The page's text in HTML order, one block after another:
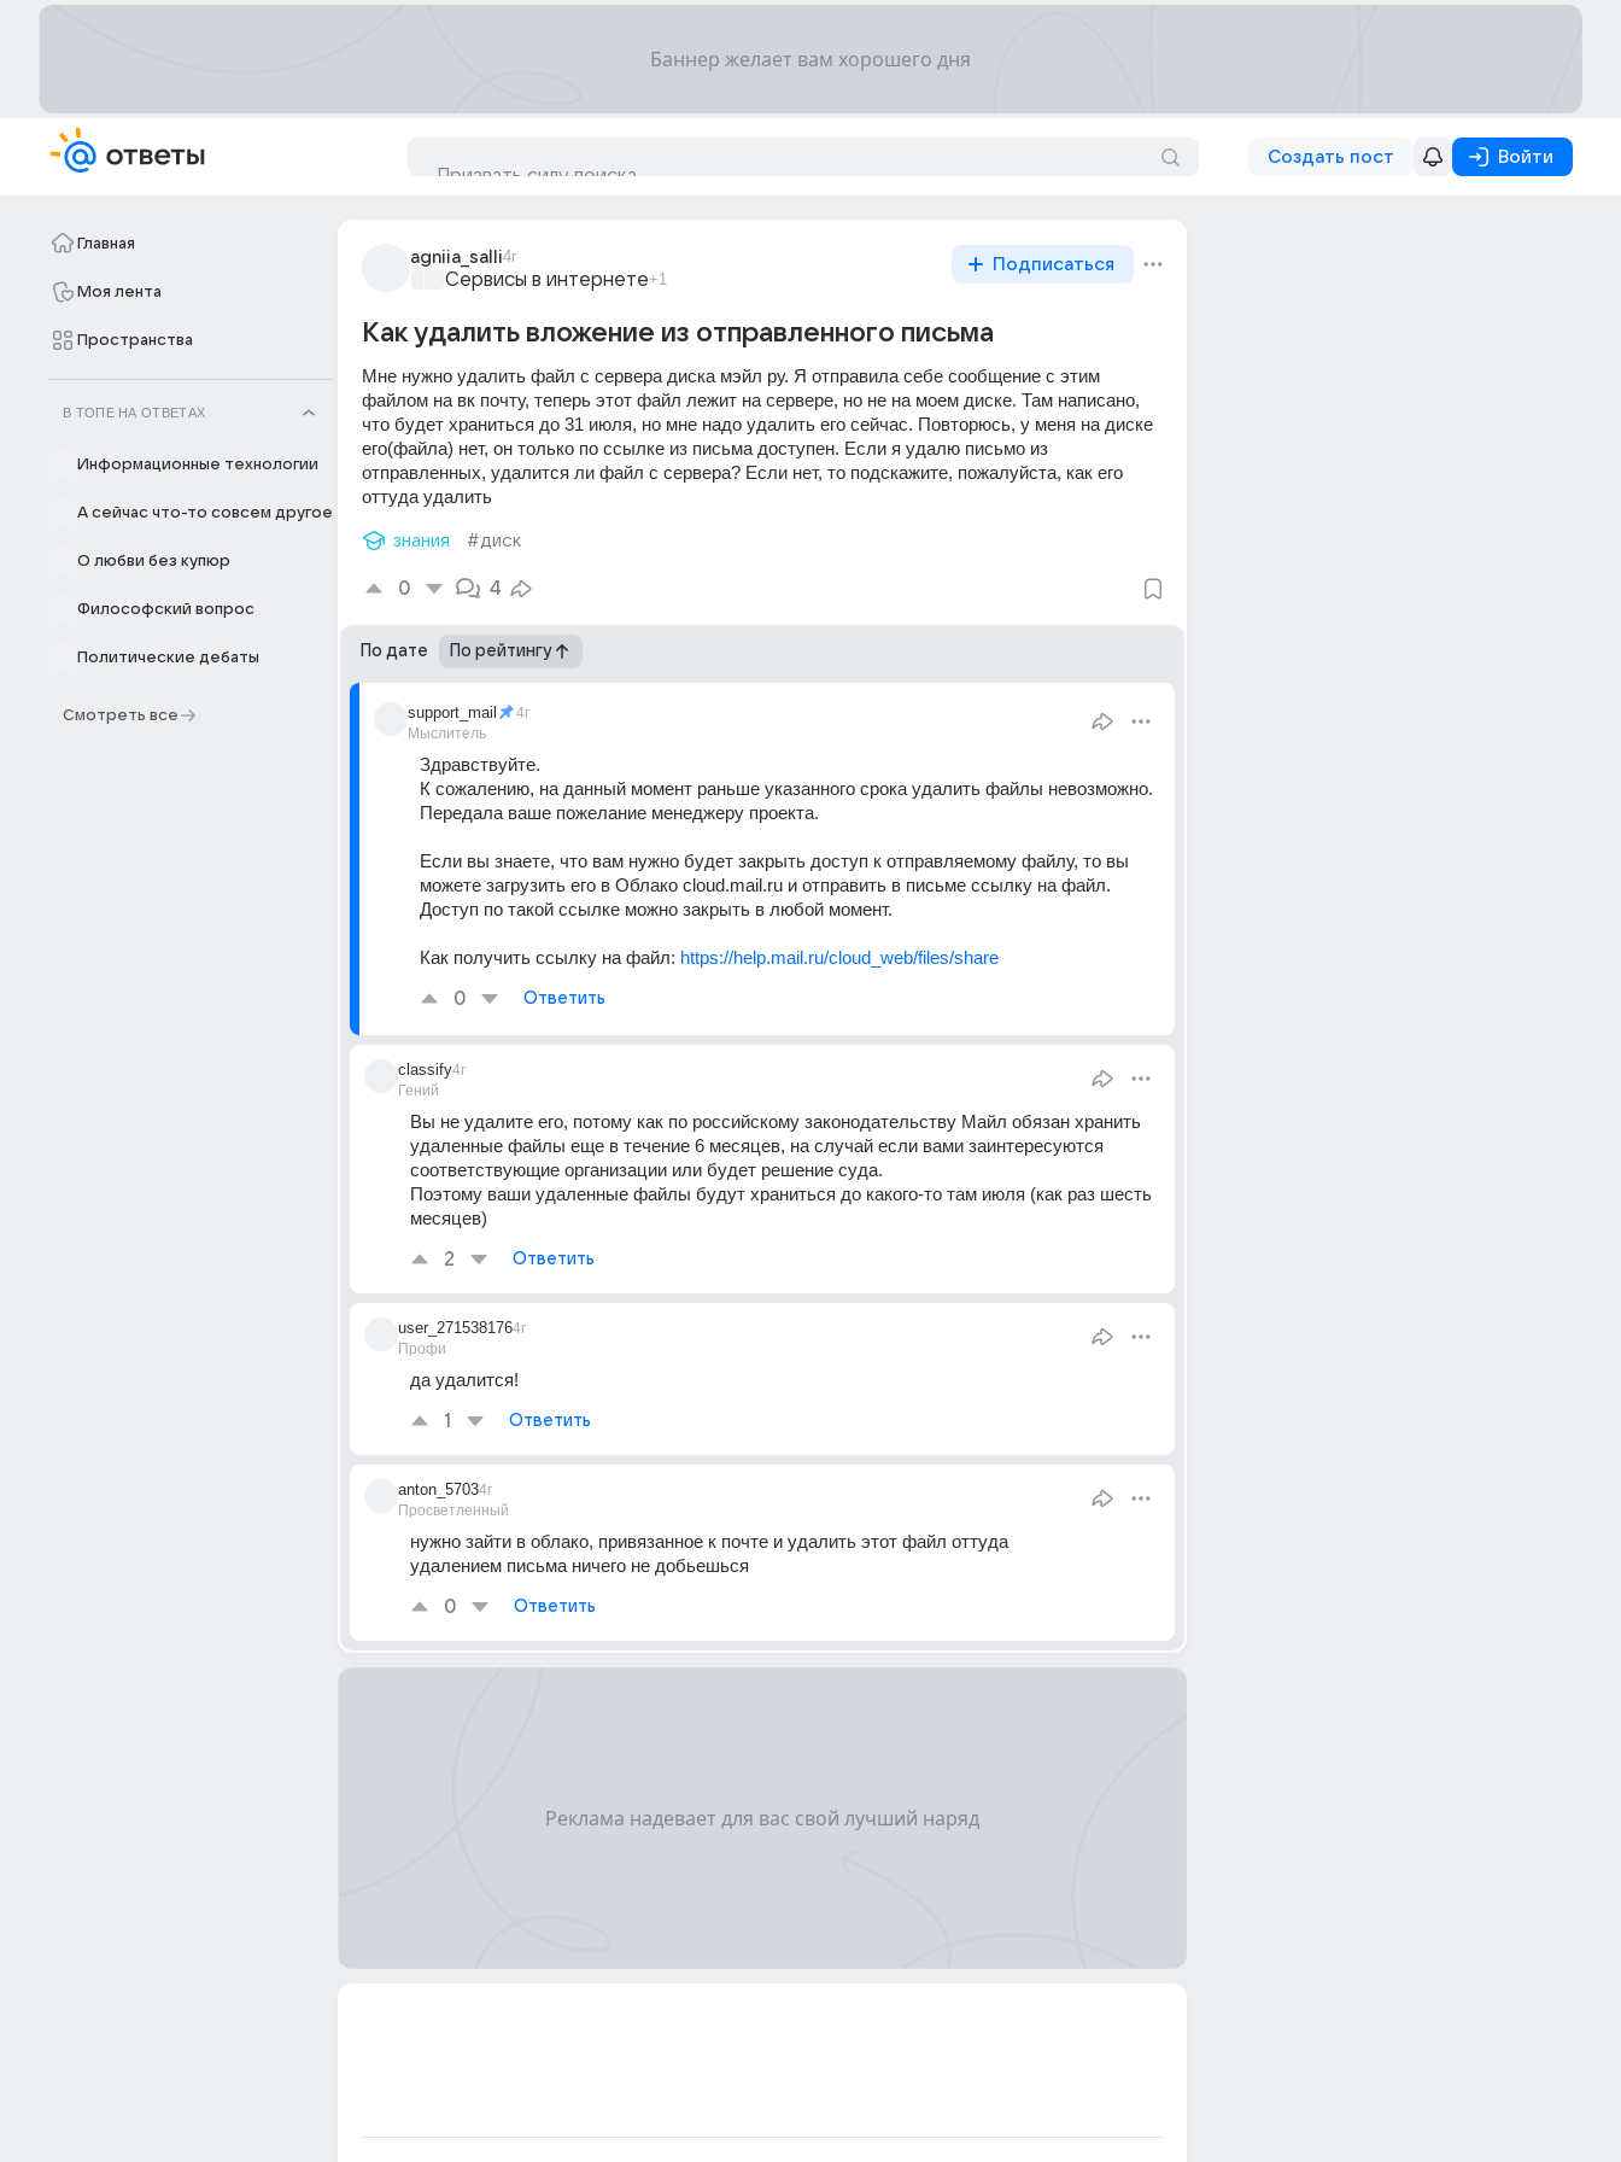
Создать пост Войти
Главная
Моя лента
Пространства
В ТОПЕ НА ОТВЕТАХ
Информационные технологии
А сейчас что-то совсем другое
О любви без купюр
Философский вопрос
Политические дебаты
Смотреть все
agniia_salli4г
Сервисы в интернете+1
Подписаться
Как удалить вложение из отправленного письма
Мне нужно удалить файл с сервера диска мэйл ру. Я отправила себе сообщение с этим
файлом на вк почту, теперь этот файл лежит на сервере, но не на моем диске. Там написано,
что будет храниться до 31 июля, но мне надо удалить его сейчас. Повторюсь, у меня на диске
его(файла) нет, он только по ссылке из письма доступен. Если я удалю письмо из
отправленных, удалится ли файл с сервера? Если нет, то подскажите, пожалуйста, как его
оттуда удалить
знания #диск
0 4
По дате По рейтингу
support_mail
Мыслитель
4г
Здравствуйте.
К сожалению, на данный момент раньше указанного срока удалить файлы невозможно.
Передала ваше пожелание менеджеру проекта.
Если вы знаете, что вам нужно будет закрыть доступ к отправляемому файлу, то вы
можете загрузить его в Облако cloud.mail.ru и отправить в письме ссылку на файл.
Доступ по такой ссылке можно закрыть в любой момент.
Как получить ссылку на файл: https://help.mail.ru/cloud_web/files/share
0 Ответить
classify
Гений
4г
Вы не удалите его, потому как по российскому законодательству Майл обязан хранить
удаленные файлы еще в течение 6 месяцев, на случай если вами заинтересуются
соответствующие организации или будет решение суда.
Поэтому ваши удаленные файлы будут храниться до какого-то там июля (как раз шесть
месяцев)
2 Ответить
user_271538176
Профи
4г
да удалится!
1 Ответить
anton_5703
Просветленный
4г
нужно зайти в облако, привязанное к почте и удалить этот файл оттуда
удалением письма ничего не добьешься
0 Ответить